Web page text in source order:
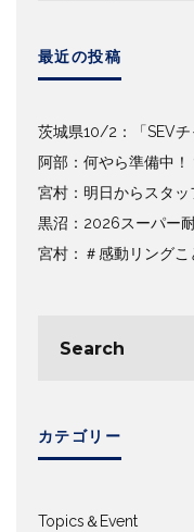
最近の投稿
茨城県10/2：「SEV
阿部：何やら準備中！
宮村：明日からスタッ
黒沼：2026スーパー
宮村：＃感動リング
カテゴリー
Topics＆Event